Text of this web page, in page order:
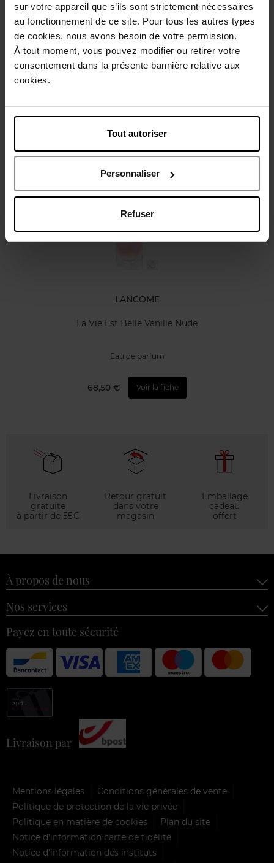
sur votre appareil que s’ils sont strictement nécessaires
au fonctionnement de ce site. Pour tous les autres types
de cookies, nous avons besoin de votre permission.
À tout moment, vous pouvez modifier ou retirer votre
consentement dans la présente bannière relative aux
cookies.
Tout autoriser
Personnaliser
Refuser
Description
Conseil d'utilisation
Caractéristiques
Vous aimerez peut-être
LANCOME
La Vie Est Belle Vanille Nude
Eau de parfum
68,50 € Voir la fiche
Livraison
gratuite
à partir de 55€
Retour gratuit
dans votre
magasin
Emballage
cadeau
offert
À propos de nous
Nos services
Payez en toute sécurité
Livraison par
Mentions légales
Conditions générales de vente
Politique de protection de la vie privée
Politique en matière de cookies
Plan du site
Notice d'information carte de fidélité
Notice d’information des instituts